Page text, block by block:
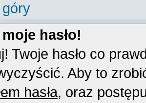
hasło!
Twoje hasło co
Aby to
hasła, oraz